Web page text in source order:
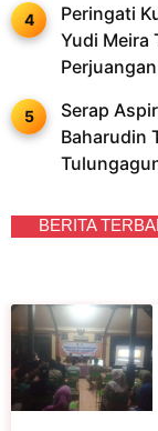
Peringati
Yudi Meira
Perjuangan
Serap
Baharudin
BERITA